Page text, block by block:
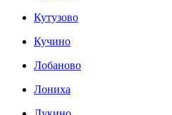
Кутузово
Кучино
Лобаново
Лониха